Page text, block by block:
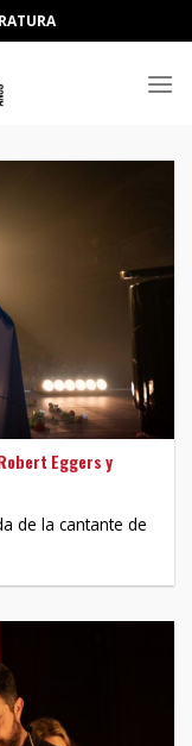
Eggers y
de la cantante de